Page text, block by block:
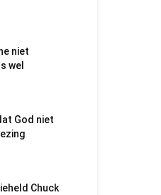
niet
wel
God niet
Chuck